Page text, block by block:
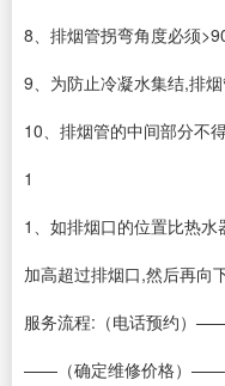
8、排烟管拐弯角度必须
9、为防止冷凝水集结,排
10、排烟管的中间部分不
1
1、如排烟口的位置比热
加高超过排烟口,然后再向
服务流程:（电话预约）
——（确定维修价格）——